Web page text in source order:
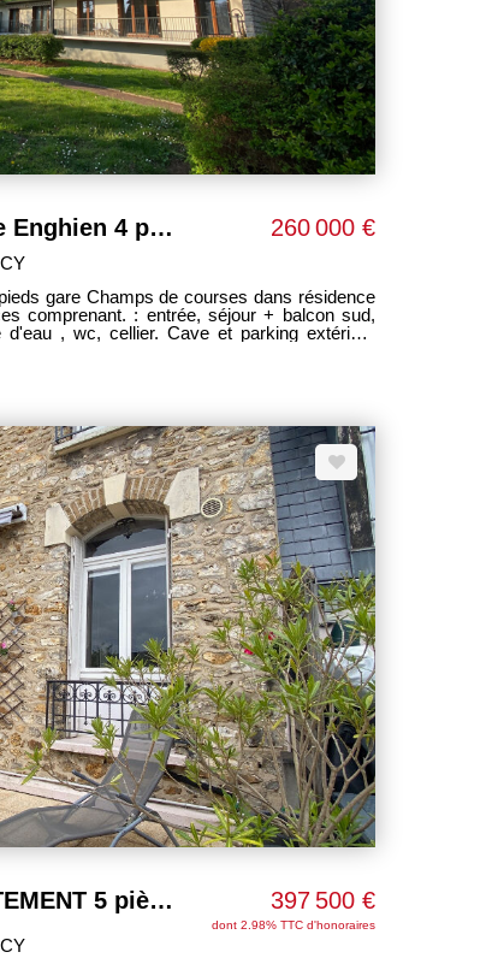
Appartement Soisy Limite Enghien 4 pièces 80 m² 260 000 €
gare Champs de courses dans résidence
comprenant. : entrée, séjour + balcon sud,
, wc, cellier. Cave et parking extérieur
UNIQUE A SOISY APPARTEMENT 5 pièces 397 500 €
dont 2.98% TTC d'honoraires